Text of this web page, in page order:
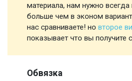
материала, нам нужно
больше чем в эконом
нас сравниваете! но второе
показывает что вы получите
Обвязка